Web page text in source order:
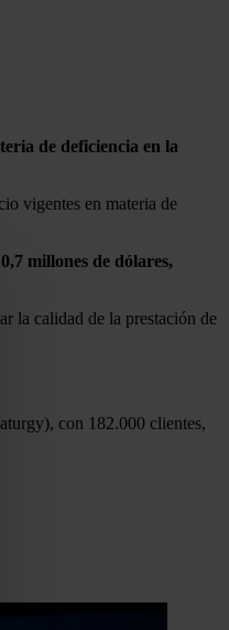
de deficiencia en la
vigentes en materia de
millones de dólares,
la calidad de la prestación de
con 182.000 clientes,